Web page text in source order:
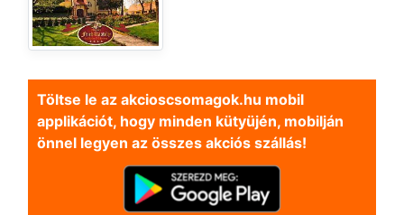
Töltse le az akcioscsomagok.hu mobil
applikációt, hogy minden kütyüjén, mobilján
önnel legyen az összes akciós szállás!